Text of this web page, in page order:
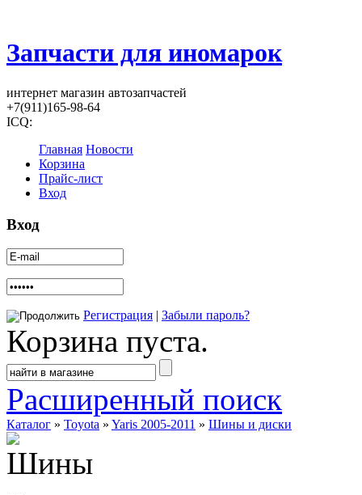
Запчасти для иномарок
интернет магазин автозапчастей
+7(911)165-98-64
ICQ:
Главная Новости
Корзина
Прайс-лист
Вход
Вход
Регистрация | Забыли пароль?
Корзина пуста.
Расширенный поиск
Каталог » Toyota » Yaris 2005-2011 » Шины и диски